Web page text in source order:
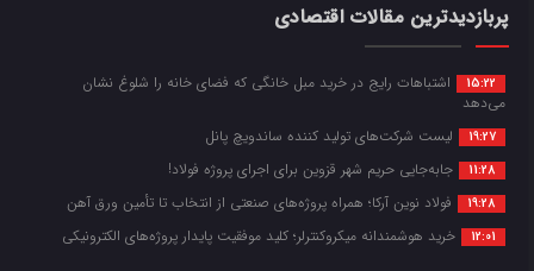
پربازدیدترین مقالات اقتصادی
15:22
اشتباهات رایج در خرید مبل خانگی که فضای خانه را شلوغ نشان
می‌دهد
19:27 لیست شرکت‌های تولید کننده ساندویچ پانل
11:28 جابه‌جایی حریم شهر قزوین برای اجرای پروژه فولاد!
19:28 فولاد نوین آرکا؛ همراه پروژه‌های صنعتی از انتخاب تا تأمین ورق آهن
12:01 خرید هوشمندانه میکروکنترلر؛ کلید موفقیت پایدار پروژه‌های الکترونیکی